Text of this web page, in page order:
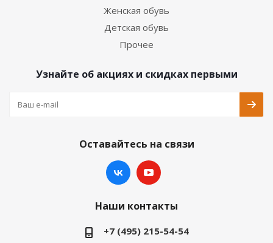
Женская обувь
Детская обувь
Прочее
Узнайте об акциях и скидках первыми
Оставайтесь на связи
Наши контакты
+7 (495) 215-54-54